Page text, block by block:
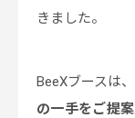
きました。
BeeXブースは、
の一手をご提案